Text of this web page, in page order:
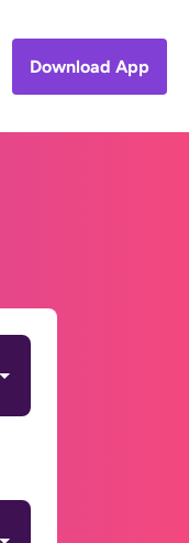
Download App